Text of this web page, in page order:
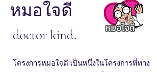
หมอใจดี
doctor kind.
โครงการหมอใจดี เป็นหนึ่งในโครงการที่ทาง